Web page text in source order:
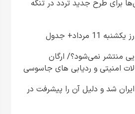
برای طرح جدید تردد در تنگه
مرداد+ جدول
منتشر نمی‌شود؟/ ارگان
امنیتی و ردیابی های جاسوسی
حمله به ایران شد و دلیل آن را پیشرفت در